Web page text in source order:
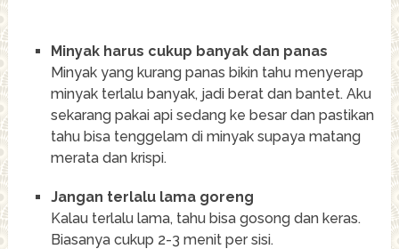
Minyak harus cukup banyak dan panas
Minyak yang kurang panas bikin tahu menyerap
minyak terlalu banyak, jadi berat dan bantet. Aku
sekarang pakai api sedang ke besar dan pastikan
tahu bisa tenggelam di minyak supaya matang
merata dan krispi.
Jangan terlalu lama goreng
Kalau terlalu lama, tahu bisa gosong dan keras.
Biasanya cukup 2-3 menit per sisi.